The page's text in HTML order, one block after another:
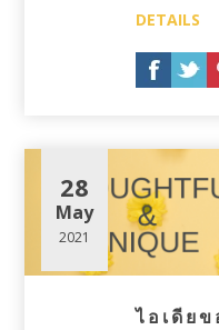
DETAILS
ไอเดีย
28
May
2021